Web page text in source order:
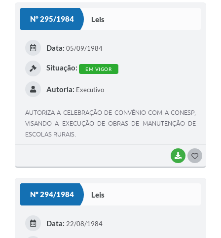
Nº 295/1984 Leis
BAIXAR
Data: 05/09/1984
Situação: EM VIGOR
Autoria: Executivo
AUTORIZA A CELEBRAÇÃO DE CONVÊNIO COM A CONESP,
VISANDO A EXECUÇÃO DE OBRAS DE MANUTENÇÃO DE
ESCOLAS RURAIS.
Nº 294/1984 Leis
Data: 22/08/1984